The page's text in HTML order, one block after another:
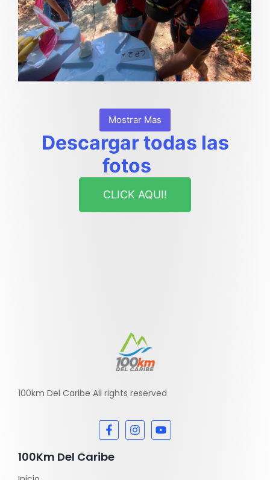
Mostrar Mas
Descargar todas las
fotos
CLICK AQUI!
100km Del Caribe All rights reserved
100Km Del Caribe